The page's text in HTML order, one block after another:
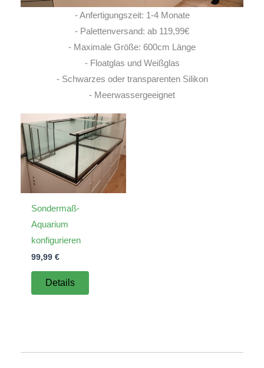
- Anfertigungszeit: 1-4 Monate
- Palettenversand: ab 119,99€
- Maximale Größe: 600cm Länge
- Floatglas und Weißglas
- Schwarzes oder transparenten Silikon
- Meerwassergeeignet
Sondermaß-
Aquarium
konfigurieren
99,99 €
Details